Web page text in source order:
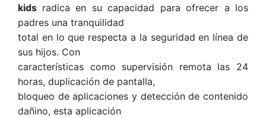
kids radica en su capacidad para ofrecer a los
padres una tranquilidad
total en lo que respecta a la seguridad en línea de
sus hijos. Con
características como supervisión remota las 24
horas, duplicación de pantalla,
bloqueo de aplicaciones y detección de contenido
dañino, esta aplicación